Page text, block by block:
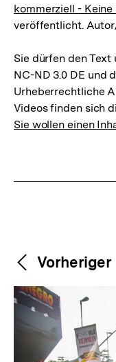
kommerziell -
veröffentlicht.
Sie dürfen den Text
NC-ND 3.0 DE und
Urheberrechtliche
Videos finden sich
Sie wollen einen
Weitere
Inhalte
Content-
Navigation
Vorheriger